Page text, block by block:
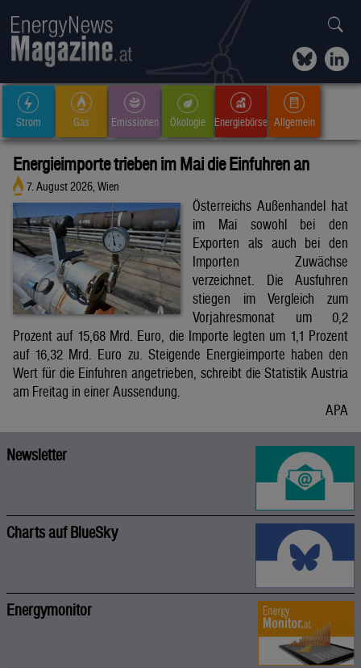
Strom Gas Emissionen Ökologie Energiebörse Allgemein
Energieimporte trieben im Mai die Einfuhren an
7. August 2026, Wien
Österreichs Außenhandel hat
im Mai sowohl bei den
Exporten als auch bei den
Importen Zuwächse
verzeichnet. Die Ausfuhren
stiegen im Vergleich zum
Vorjahresmonat um 0,2
Prozent auf 15,68 Mrd. Euro, die Importe legten um 1,1 Prozent
auf 16,32 Mrd. Euro zu. Steigende Energieimporte haben den
Wert für die Einfuhren angetrieben, schreibt die Statistik Austria
am Freitag in einer Aussendung.
APA
Newsletter
Charts auf BlueSky
Energymonitor